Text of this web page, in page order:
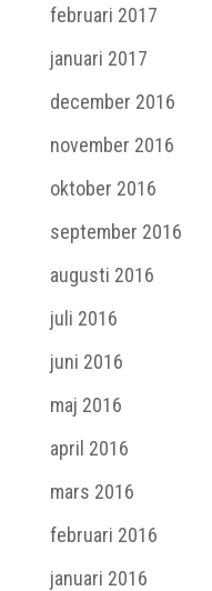
februari 2017
januari 2017
december 2016
november 2016
oktober 2016
september 2016
augusti 2016
juli 2016
juni 2016
maj 2016
april 2016
mars 2016
februari 2016
januari 2016